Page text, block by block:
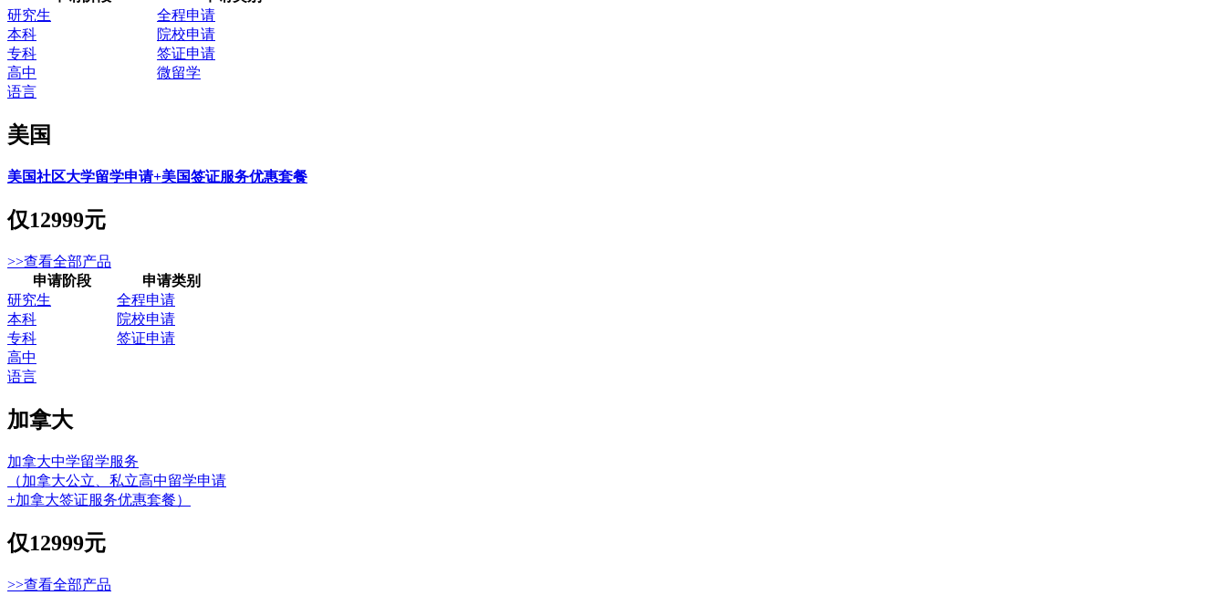
研究生
全程申请
本科
院校申请
专科
签证申请
高中
微留学
语言
美国
美国社区大学留学申请+美国签证服务优惠套餐
仅12999元
>>查看全部产品
申请阶段
申请类别
研究生
全程申请
本科
院校申请
专科
签证申请
高中
语言
加拿大
加拿大中学留学服务
（加拿大公立、私立高中留学申请
+加拿大签证服务优惠套餐）
仅12999元
>>查看全部产品